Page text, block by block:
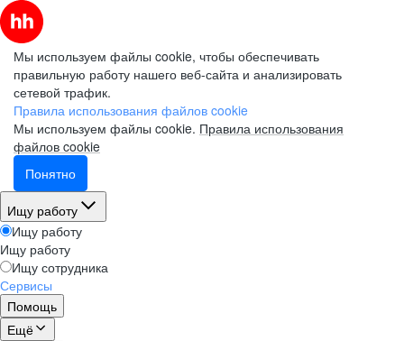
Мы используем файлы cookie, чтобы обеспечивать
правильную работу нашего веб-сайта и анализировать
сетевой трафик.
Правила использования файлов cookie
Мы используем файлы cookie. Правила использования
файлов cookie
Понятно
Ищу работу
Ищу работу
Ищу работу
Ищу сотрудника
Сервисы
Помощь
Ещё